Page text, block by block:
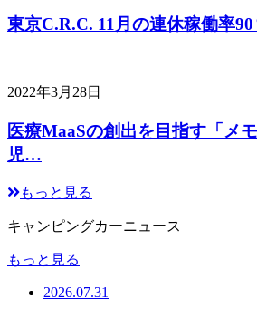
東京C.R.C. 11月の連休稼働率
2022年3月28日
医療MaaSの創出を目指す「メ
児…
もっと見る
キャンピングカーニュース
もっと見る
2026.07.31